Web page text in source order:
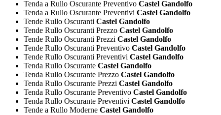
Tenda a Rullo Oscurante Preventivo Castel Gandolfo
Tenda a Rullo Oscurante Preventivi Castel Gandolfo
Tende Rullo Oscuranti Castel Gandolfo
Tende Rullo Oscuranti Prezzo Castel Gandolfo
Tende Rullo Oscuranti Prezzi Castel Gandolfo
Tende Rullo Oscuranti Preventivo Castel Gandolfo
Tende Rullo Oscuranti Preventivi Castel Gandolfo
Tenda Rullo Oscurante Castel Gandolfo
Tenda Rullo Oscurante Prezzo Castel Gandolfo
Tenda Rullo Oscurante Prezzi Castel Gandolfo
Tenda Rullo Oscurante Preventivo Castel Gandolfo
Tenda Rullo Oscurante Preventivi Castel Gandolfo
Tende a Rullo Moderne Castel Gandolfo